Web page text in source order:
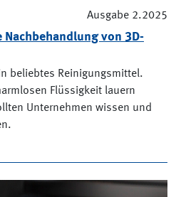
Ausgabe 2.2025
Nachbehandlung von 3D-
beliebtes Reinigungsmittel.
Flüssigkeit lauern
Unternehmen wissen und